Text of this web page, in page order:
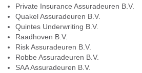
Private Insurance Assuradeuren B.V.
Quakel Assuradeuren B.V.
Quintes Underwriting B.V.
Raadhoven B.V.
Risk Assuradeuren B.V.
Robbe Assuradeuren B.V.
SAA Assuradeuren B.V.